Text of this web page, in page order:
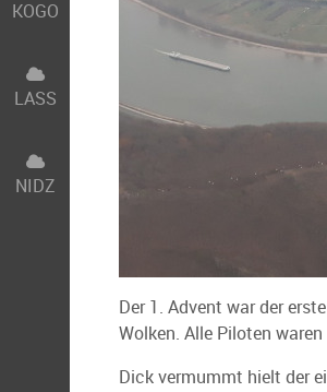
Der 1. Advent war der
Wolken. Alle Piloten
Dick vermummt hielt der
KOGO
LASS
NIDZ